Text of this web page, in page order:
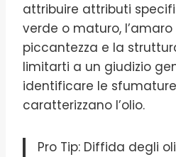
attribuire attributi
verde o maturo,
piccantezza e la
limitarti a un giudizio
identificare le
caratterizzano l’olio.
Pro Tip: Diffida degli